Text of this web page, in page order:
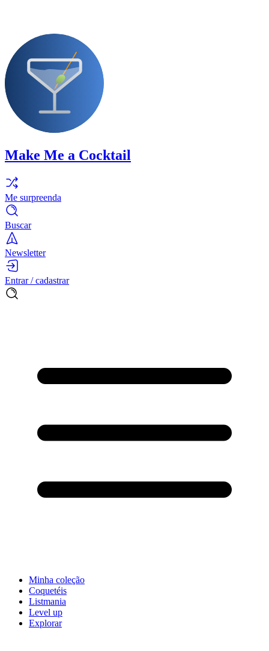
Make Me a Cocktail
Me surpreenda
Buscar
Newsletter
Entrar / cadastrar
Minha coleção
Coquetéis
Listmania
Level up
Explorar